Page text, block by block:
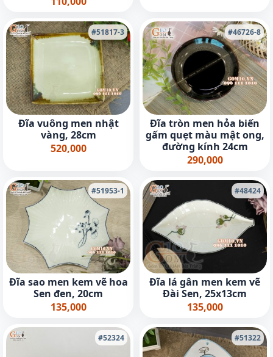
#51817-3
Đĩa vuông men nhật
vàng, 28cm
520,000
#46726-8
Đĩa tròn men hỏa biến
gấm quẹt màu mật ong,
đường kính 24cm
290,000
#51953-1
Đĩa sao men kem vẽ hoa
Sen đen, 20cm
135,000
#48424
Đĩa lá gân men kem vẽ
Đài Sen, 25x13cm
135,000
#52324 #51322